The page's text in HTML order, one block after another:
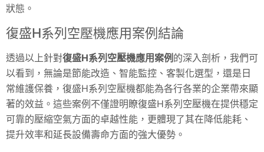
狀態。
復盛H系列空壓機應用案例結論
透過以上針對復盛H系列空壓機應用案例 的深入剖析，我們可
以看到，無論是節能改造、智能監控、客製化選型，還是日
常維護保養，復盛H系列空壓機都能為各行各業的企業帶來顯
著的效益。這些案例不僅證明瞭復盛H系列空壓機在提供穩定
可靠的壓縮空氣方面的卓越性能，更體現了其在降低能耗、
提升效率和延長設備壽命方面的強大優勢。